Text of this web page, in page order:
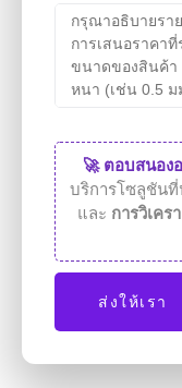
🚀 ตอบสนอง
บริการโซลูชัน
และ การวิเค
ส่งให้เรา